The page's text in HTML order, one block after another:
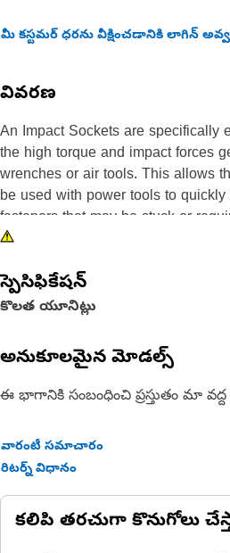
మీ కస్టమర్ ధరను వీక్షించడానికి లాగిన్
వివరణ
An Impact Sockets are specifically
the high torque and impact forces
wrenches or air tools. This allows
be used with power tools to
fasteners that may be stuck or
turn. The impact sockets are made
durability and resistance to wear
standard sockets.
Attributes:
• Manufactured to precise
durability and reliability
• Helps to prevent damage to the
Applications:
An Impact Sockets are used to be
power tool drives, including square
స్పెసిఫికేషన్
కొలత యూనిట్లు
అనుకూలమైన మోడల్స్
ఈ భాగానికి సంబంధించి ప్రస్తుతం మా
వారంటీ సమాచారం
రిటర్న్ విధానం
కలిపి తరచుగా కొనుగోలు